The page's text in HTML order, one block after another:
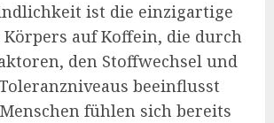
ist die einzigartige
Körpers auf Koffein, die durch
den Stoffwechsel und
beeinflusst
fühlen sich bereits